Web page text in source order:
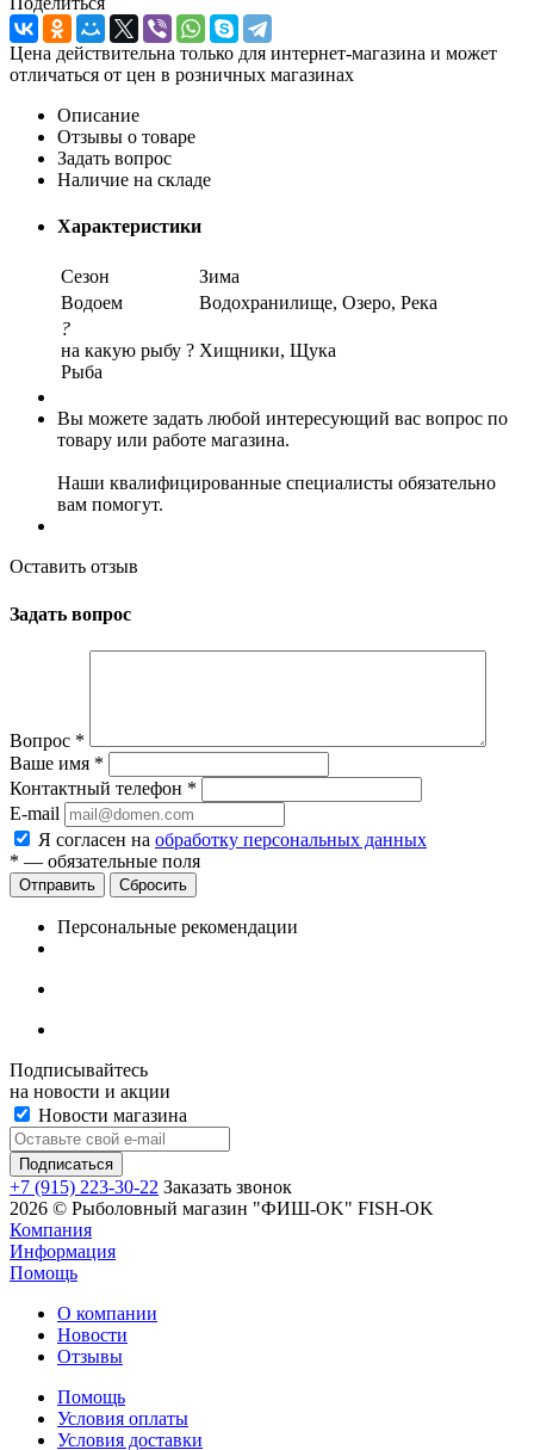
Цена действительна только для интернет-магазина и может
отличаться от цен в розничных магазинах
Описание
Отзывы о товаре
Задать вопрос
Наличие на складе
Характеристики
Сезон
Зима
Водоем
Водохранилище, Озеро, Река
?
на какую рыбу ?
Рыба
Хищники, Щука
Вы можете задать любой интересующий вас вопрос по
товару или работе магазина.
Наши квалифицированные специалисты обязательно
вам помогут.
Оставить отзыв
Задать вопрос
Вопрос *
Ваше имя *
Контактный телефон *
E-mail
Я согласен на обработку персональных данных
* — обязательные поля
Сбросить
Персональные рекомендации
Подписывайтесь
на новости и акции
Новости магазина
+7 (915) 223-30-22 Заказать звонок
2026 © Рыболовный магазин "ФИШ-OK" FISH-OK
Компания
Информация
Помощь
О компании
Новости
Отзывы
Помощь
Условия оплаты
Условия доставки